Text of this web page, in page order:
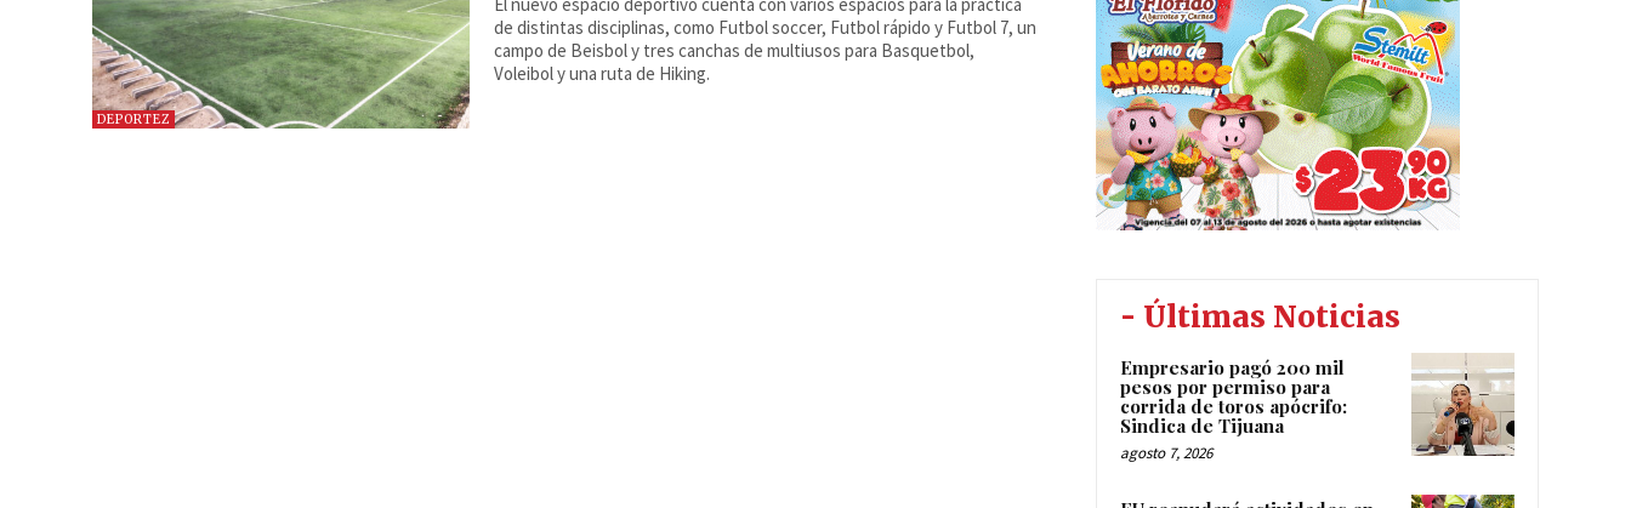
DEPORTEZ
de distintas disciplinas, como Futbol soccer, Futbol rápido y Futbol 7, un
campo de Beisbol y tres canchas de multiusos para Basquetbol,
Voleibol y una ruta de Hiking.
- Últimas Noticias
Empresario pagó 200 mil
pesos por permiso para
corrida de toros apócrifo:
Sindica de Tijuana
agosto 7, 2026